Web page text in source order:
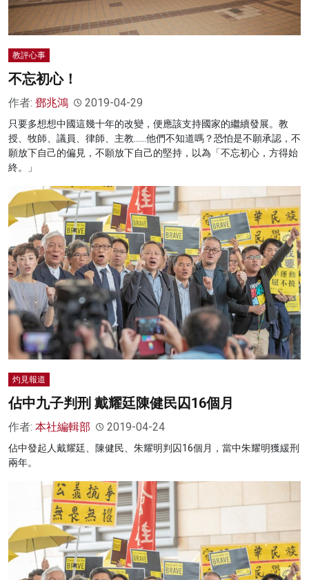
教評心事
不忘初心！
作者: 鄧兆鴻 2019-04-29
只要多想想中國這幾十年的改變，便應該支持國家的繼續發展。教
授、牧師、議員、律師、主教……他們不知道嗎？恐怕是不願承認，不
願放下自己的偏見，不願放下自己的堅持，以為「不忘初心，方得始
終。」
灼見報道
佔中九子判刑 戴耀廷陳健民囚16個月
作者: 本社編輯部 2019-04-24
佔中發起人戴耀廷、陳健民、朱耀明判囚16個月，當中朱耀明獲緩刑
兩年。